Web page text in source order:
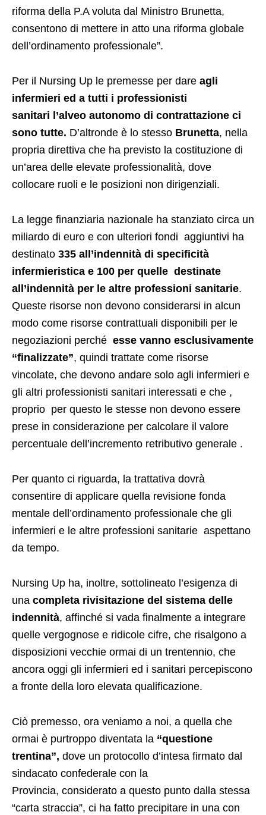
riforma della P.A voluta dal Ministro Brunetta,
consentono di mettere in atto una riforma globale
dell’ordinamento professionale”.
Per il Nursing Up le premesse per dare agli
infermieri ed a tutti i professionisti
sanitari l’alveo autonomo di contrattazione ci
sono tutte. D’altronde è lo stesso Brunetta, nella
propria direttiva che ha previsto la costituzione di
un’area delle elevate professionalità, dove
collocare ruoli e le posizioni non dirigenziali.
La legge finanziaria nazionale ha stanziato circa un
miliardo di euro e con ulteriori fondi aggiuntivi ha
destinato 335 all’indennità di specificità
infermieristica e 100 per quelle destinate
all’indennità per le altre professioni sanitarie.
Queste risorse non devono considerarsi in alcun
modo come risorse contrattuali disponibili per le
negoziazioni perché esse vanno esclusivamente
“finalizzate”, quindi trattate come risorse
vincolate, che devono andare solo agli infermieri e
gli altri professionisti sanitari interessati e che ,
proprio per questo le stesse non devono essere
prese in considerazione per calcolare il valore
percentuale dell’incremento retributivo generale .
Per quanto ci riguarda, la trattativa dovrà
consentire di applicare quella revisione fonda
mentale dell’ordinamento professionale che gli
infermieri e le altre professioni sanitarie aspettano
da tempo.
Nursing Up ha, inoltre, sottolineato l’esigenza di
una completa rivisitazione del sistema delle
indennità, affinché si vada finalmente a integrare
quelle vergognose e ridicole cifre, che risalgono a
disposizioni vecchie ormai di un trentennio, che
ancora oggi gli infermieri ed i sanitari percepiscono
a fronte della loro elevata qualificazione.
Ciò premesso, ora veniamo a noi, a quella che
ormai è purtroppo diventata la “questione
trentina”, dove un protocollo d’intesa firmato dal
sindacato confederale con la
Provincia, considerato a questo punto dalla stessa
“carta straccia”, ci ha fatto precipitare in una con